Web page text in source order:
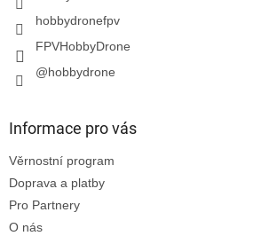
hobbydronefpv
FPVHobbyDrone
@hobbydrone
Informace pro vás
Věrnostní program
Doprava a platby
Pro Partnery
O nás